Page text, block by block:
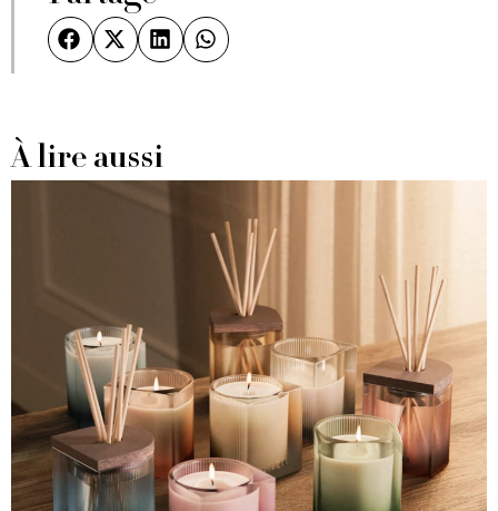
À lire aussi